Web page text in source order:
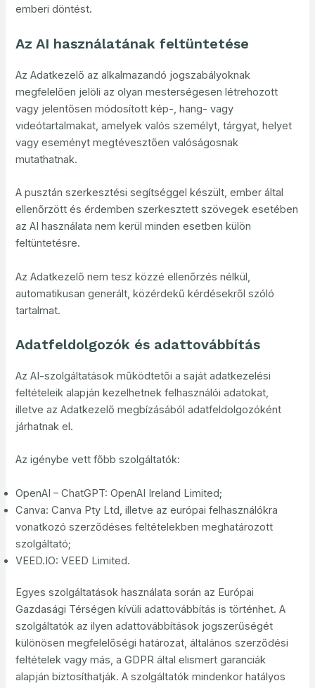
emberi döntést.
Az AI használatának feltüntetése
Az Adatkezelő az alkalmazandó jogszabályoknak
megfelelően jelöli az olyan mesterségesen létrehozott
vagy jelentősen módosított kép-, hang- vagy
videótartalmakat, amelyek valós személyt, tárgyat, helyet
vagy eseményt megtévesztően valóságosnak
mutathatnak.
A pusztán szerkesztési segítséggel készült, ember által
ellenőrzött és érdemben szerkesztett szövegek esetében
az AI használata nem kerül minden esetben külön
feltüntetésre.
Az Adatkezelő nem tesz közzé ellenőrzés nélkül,
automatikusan generált, közérdekű kérdésekről szóló
tartalmat.
Adatfeldolgozók és adattovábbítás
Az AI-szolgáltatások működtetői a saját adatkezelési
feltételeik alapján kezelhetnek felhasználói adatokat,
illetve az Adatkezelő megbízásából adatfeldolgozóként
járhatnak el.
Az igénybe vett főbb szolgáltatók:
OpenAI – ChatGPT: OpenAI Ireland Limited;
Canva: Canva Pty Ltd, illetve az európai felhasználókra
vonatkozó szerződéses feltételekben meghatározott
szolgáltató;
VEED.IO: VEED Limited.
Egyes szolgáltatások használata során az Európai
Gazdasági Térségen kívüli adattovábbítás is történhet. A
szolgáltatók az ilyen adattovábbítások jogszerűségét
különösen megfelelőségi határozat, általános szerződési
feltételek vagy más, a GDPR által elismert garanciák
alapján biztosíthatják. A szolgáltatók mindenkor hatályos